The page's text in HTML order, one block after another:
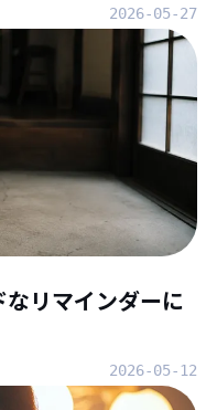
2026-05-27
リマインダーに
2026-05-12